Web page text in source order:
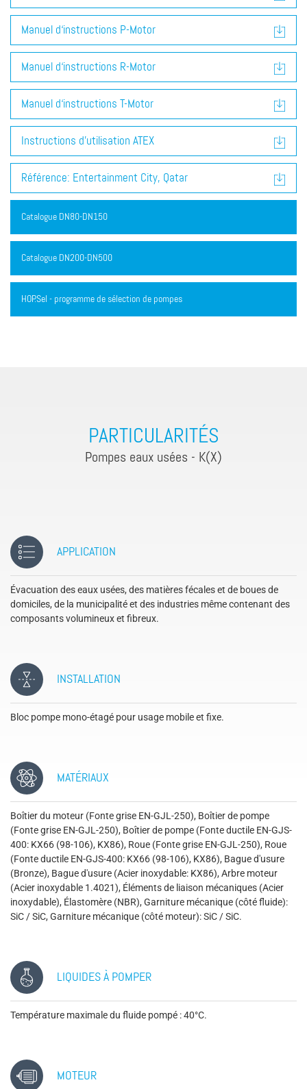
Manuel d‘instructions P-Motor
Manuel d‘instructions R-Motor
Manuel d‘instructions T-Motor
Instructions d’utilisation ATEX
Référence: Entertainment City, Qatar
Catalogue DN80-DN150
Catalogue DN200-DN500
HOP.Sel - programme de sélection de pompes
PARTICULARITÉS
Pompes eaux usées - K(X)
APPLICATION
Évacuation des eaux usées, des matières fécales et de boues de
domiciles, de la municipalité et des industries même contenant des
composants volumineux et fibreux.
INSTALLATION
Bloc pompe mono-étagé pour usage mobile et fixe.
MATÉRIAUX
Boîtier du moteur (Fonte grise EN-GJL-250), Boîtier de pompe
(Fonte grise EN-GJL-250), Boîtier de pompe (Fonte ductile EN-GJS-
400: KX66 (98-106), KX86), Roue (Fonte grise EN-GJL-250), Roue
(Fonte ductile EN-GJS-400: KX66 (98-106), KX86), Bague d'usure
(Bronze), Bague d'usure (Acier inoxydable: KX86), Arbre moteur
(Acier inoxydable 1.4021), Éléments de liaison mécaniques (Acier
inoxydable), Élastomère (NBR), Garniture mécanique (côté fluide):
SiC / SiC, Garniture mécanique (côté moteur): SiC / SiC.
LIQUIDES À POMPER
Température maximale du fluide pompé : 40°C.
MOTEUR